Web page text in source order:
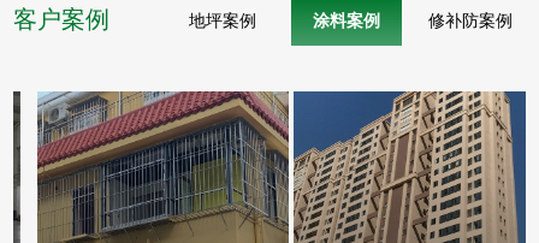
客户案例 地坪案例 涂料案例 修补防案例